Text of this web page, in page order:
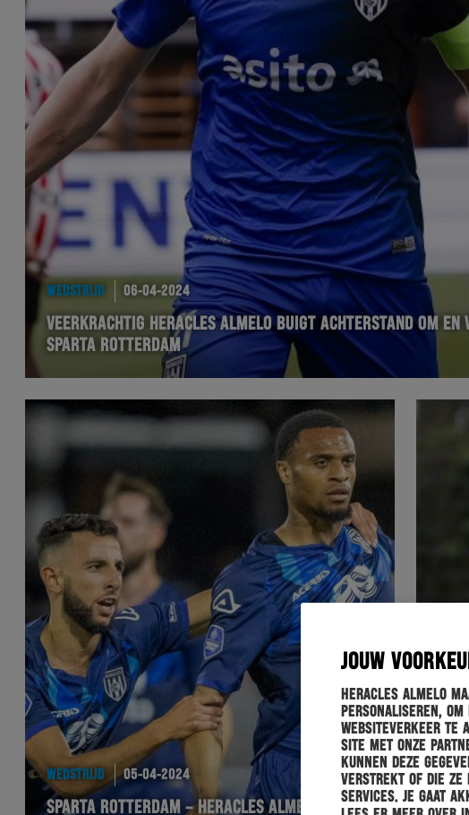
JOUW
Heracles Almelo
personaliseren,
websiteverkeer te
site met onze
kunnen deze
verstrekt of die ze
services. Je gaat
WEDSTRIJD 06-04-2024
VEERKRACHTIG HERACLES ALMELO BUIGT ACHTERSTAND OM EN
SPARTA ROTTERDAM
WEDSTRIJD 05-04-2024
SPARTA ROTTERDAM – HERACLES ALMELO: ALLE